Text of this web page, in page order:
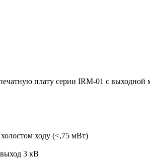
плату серии IRM-01 с
ходу (<,75 мВт)
3 кВ